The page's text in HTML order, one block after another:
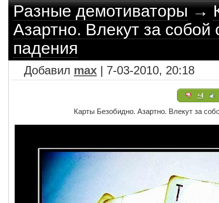
Разные демотиваторы→
Азартно. Влекут за собой
падения
Добавил max | 7-03-2010, 20:18
+4
Карты Безобидно. Азартно. Влекут за